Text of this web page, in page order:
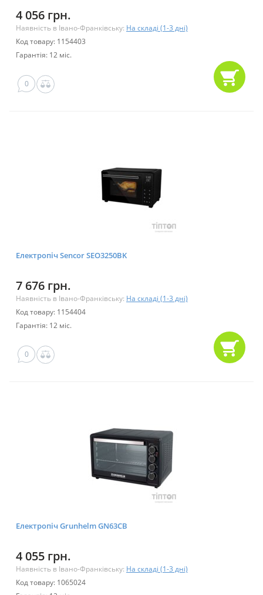
4 056 грн.
Наявність в Івано-Франківську: На складі (1-3 дні)
Код товару: 1154403
Гарантія: 12 міс.
0
Електропіч Sencor SEO3250BK
7 676 грн.
Наявність в Івано-Франківську: На складі (1-3 дні)
Код товару: 1154404
Гарантія: 12 міс.
0
Електропіч Grunhelm GN63СВ
4 055 грн.
Наявність в Івано-Франківську: На складі (1-3 дні)
Код товару: 1065024